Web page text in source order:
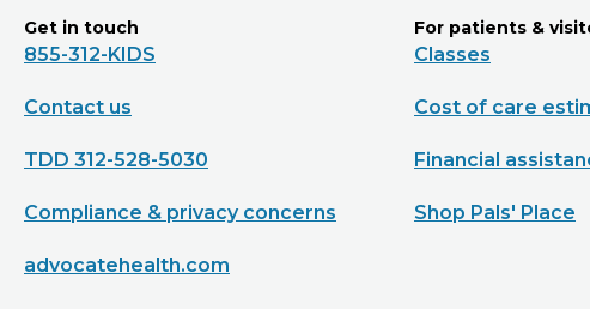
Get in touch
855-312-KIDS
Contact us
TDD 312-528-5030
Compliance & privacy concerns
advocatehealth.com
For patients &
Classes
Cost of care
Financial
Shop Pals' Place